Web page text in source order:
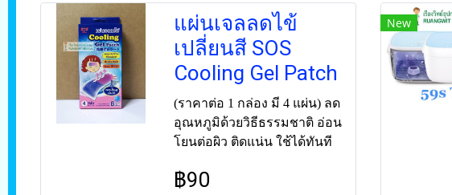
แผ่นเจลลดไข้
เปลี่ยนสี SOS
Cooling Gel Patch
(ราคาต่อ 1 กล่อง มี 4 แผ่น) ลด
อุณหภูมิด้วยวิธีธรรมชาติ อ่อน
โยนต่อผิว ติดแน่น ใช้ได้ทันที
฿90
New